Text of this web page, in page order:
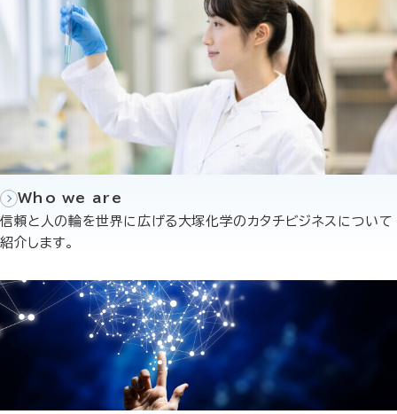
Who we are
信頼と人の輪を世界に広げる大塚化学のカタチビジネスについて
紹介します。